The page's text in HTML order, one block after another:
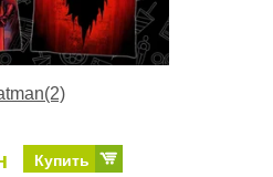
Украине каждый
день
Купить